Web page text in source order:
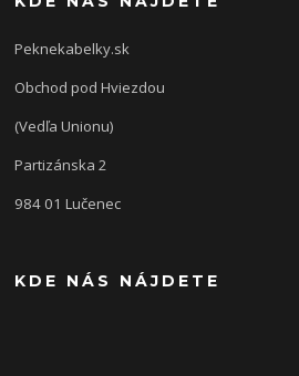
Peknekabelky.sk
Obchod pod Hviezdou
(Vedľa Unionu)
Partizánska 2
984 01 Lučenec
KDE NÁS NÁJDETE